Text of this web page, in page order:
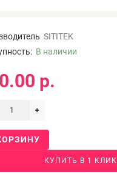
SITITEK
В наличии
р.
КУПИТЬ В 1 КЛИК